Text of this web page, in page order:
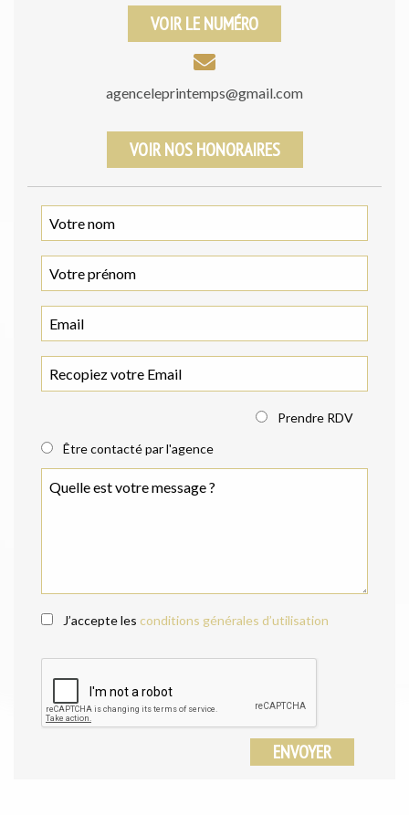
VOIR LE NUMÉRO
agenceleprintemps@gmail.com
VOIR NOS HONORAIRES
Prendre RDV
Être contacté par l'agence
J’accepte les conditions générales d’utilisation
ENVOYER